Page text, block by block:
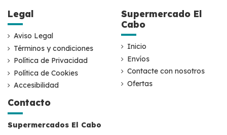
Legal
Aviso Legal
Términos y condiciones
Política de Privacidad
Política de Cookies
Accesibilidad
Supermercado El
Cabo
Inicio
Envíos
Contacte con nosotros
Ofertas
Contacto
Supermercados El Cabo